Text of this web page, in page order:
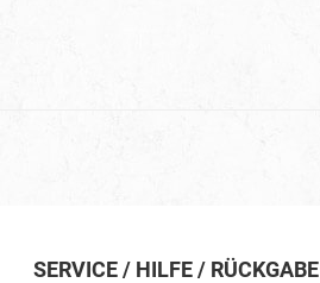
SERVICE / HILFE / RÜCKGABE